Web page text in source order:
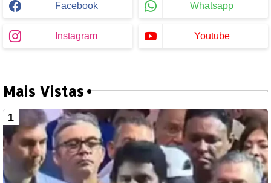
Facebook Whatsapp
Instagram Youtube
Mais Vistas